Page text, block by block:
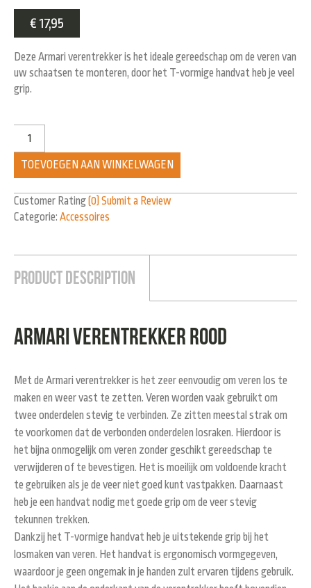
€ 17,95
Deze Armari verentrekker is het ideale gereedschap om de veren van
uw schaatsen te monteren, door het T-vormige handvat heb je veel
grip.
TOEVOEGEN AAN WINKELWAGEN
Customer Rating(0) Submit a Review
Categorie: Accessoires
Product Description
Armari verentrekker rood
Met de Armari verentrekker is het zeer eenvoudig om veren los te
maken en weer vast te zetten. Veren worden vaak gebruikt om
twee onderdelen stevig te verbinden. Ze zitten meestal strak om
te voorkomen dat de verbonden onderdelen losraken. Hierdoor is
het bijna onmogelijk om veren zonder geschikt gereedschap te
verwijderen of te bevestigen. Het is moeilijk om voldoende kracht
te gebruiken als je de veer niet goed kunt vastpakken. Daarnaast
heb je een handvat nodig met goede grip om de veer stevig
tekunnen trekken.
Dankzij het T-vormige handvat heb je uitstekende grip bij het
losmaken van veren. Het handvat is ergonomisch vormgegeven,
waardoor je geen ongemak in je handen zult ervaren tijdens gebruik.